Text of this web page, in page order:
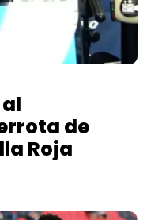
de
Roja